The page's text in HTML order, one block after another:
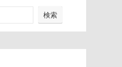
検索